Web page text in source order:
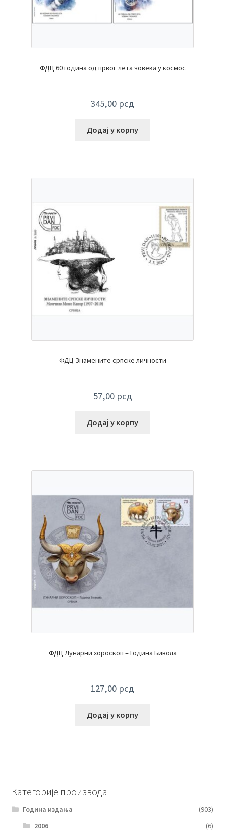
ФДЦ 60 година од првог лета човека у космос
345,00 рсд
Додај у корпу
ФДЦ Знамените српске личности
57,00 рсд
Додај у корпу
ФДЦ Лунарни хороскоп – Година Бивола
127,00 рсд
Додај у корпу
Категорије производа
Година издања
(903)
2006
(6)